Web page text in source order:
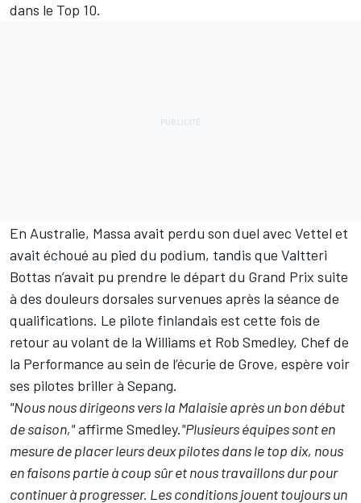
dans le Top 10.
En Australie, Massa avait perdu son duel avec Vettel et
avait échoué au pied du podium, tandis que Valtteri
Bottas n’avait pu prendre le départ du Grand Prix suite
à des douleurs dorsales survenues après la séance de
qualifications. Le pilote finlandais est cette fois de
retour au volant de la Williams et Rob Smedley, Chef de
la Performance au sein de l’écurie de Grove, espère voir
ses pilotes briller à Sepang.
"Nous nous dirigeons vers la Malaisie après un bon début
de saison,"affirme Smedley."Plusieurs équipes sont en
mesure de placer leurs deux pilotes dans le top dix, nous
en faisons partie à coup sûr et nous travaillons dur pour
continuer à progresser. Les conditions jouent toujours un